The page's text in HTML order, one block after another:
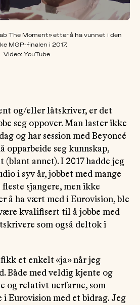
The Moment» etter å ha vunnet i den
MGP-finalen i 2017.
Video: YouTube
og/eller låtskriver, er det
seg oppover. Man laster ikke
og har session med Beyoncé
opparbeide seg kunnskap,
annet). I 2017 hadde jeg
i syv år, jobbet med mange
sjangere, men ikke
å ha vært med i Eurovision, ble
kvalifisert til å jobbe med
som også deltok i
et enkelt «ja» når jeg
Både med veldig kjente og
og relativt uerfarne, som
i Eurovision med et bidrag. Jeg